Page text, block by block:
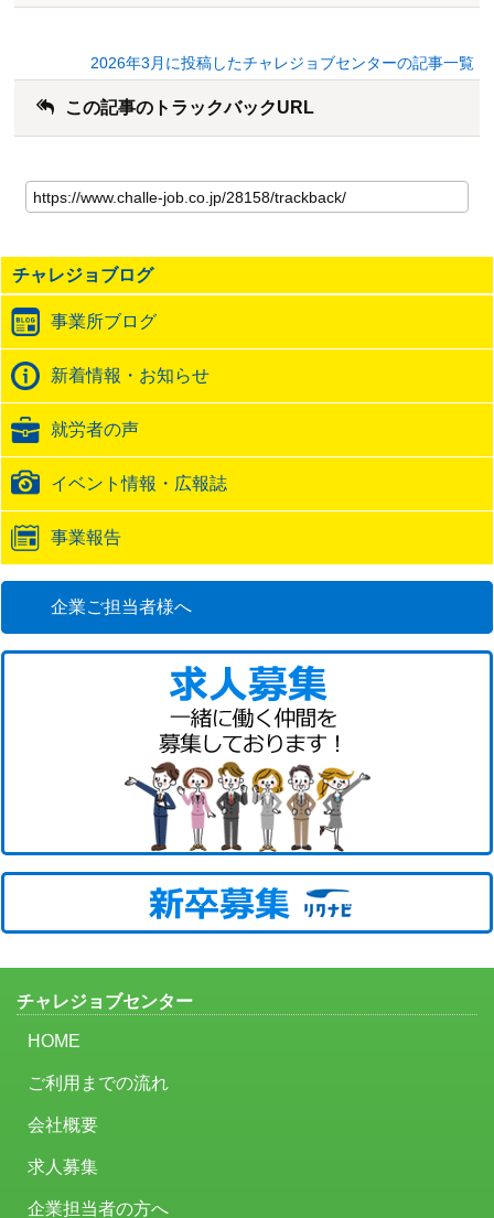
2026年3月に投稿したチャレジョブセンターの記事一覧
この記事のトラックバックURL
の
記
の
ト
ラ
ッ
ク
バ
ッ
URL
チャレジョブログ
事業所ブログ
新着情報・お知らせ
就労者の声
イベント情報・広報誌
事業報告
企業ご担当者様へ
チャレジョブセンター
HOME
ご利用までの流れ
会社概要
求人募集
企業担当者の方へ